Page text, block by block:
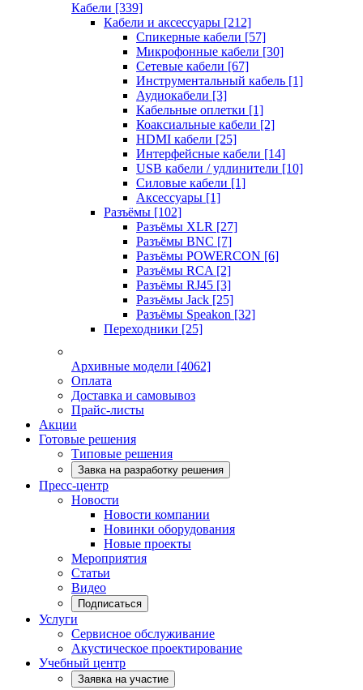
Кабели [339]
Кабели и аксессуары [212]
Спикерные кабели [57]
Микрофонные кабели [30]
Сетевые кабели [67]
Инструментальный кабель [1]
Аудиокабели [3]
Кабельные оплетки [1]
Коаксиальные кабели [2]
HDMI кабели [25]
Интерфейсные кабели [14]
USB кабели / удлинители [10]
Силовые кабели [1]
Аксессуары [1]
Разъёмы [102]
Разъёмы XLR [27]
Разъёмы BNC [7]
Разъёмы POWERCON [6]
Разъёмы RCA [2]
Разъёмы RJ45 [3]
Разъёмы Jack [25]
Разъёмы Speakon [32]
Переходники [25]
Архивные модели [4062]
Оплата
Доставка и самовывоз
Прайс-листы
Акции
Готовые решения
Типовые решения
Завка на разработку решения
Пресс-центр
Новости
Новости компании
Новинки оборудования
Новые проекты
Мероприятия
Статьи
Видео
Подписаться
Услуги
Сервисное обслуживание
Акустическое проектирование
Учебный центр
Заявка на участие